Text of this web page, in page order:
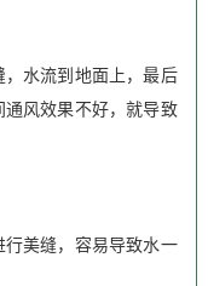
水流到地面上，最后
风效果不好，就导致
美缝，容易导致水一